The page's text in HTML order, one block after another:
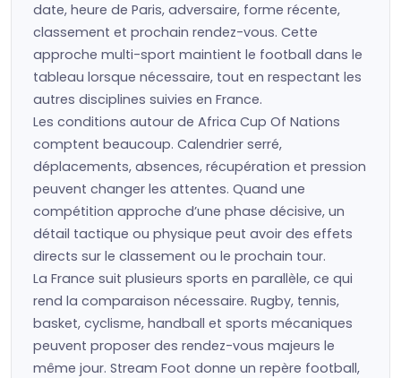
date, heure de Paris, adversaire, forme récente,
classement et prochain rendez-vous. Cette
approche multi-sport maintient le football dans le
tableau lorsque nécessaire, tout en respectant les
autres disciplines suivies en France.
Les conditions autour de Africa Cup Of Nations
comptent beaucoup. Calendrier serré,
déplacements, absences, récupération et pression
peuvent changer les attentes. Quand une
compétition approche d’une phase décisive, un
détail tactique ou physique peut avoir des effets
directs sur le classement ou le prochain tour.
La France suit plusieurs sports en parallèle, ce qui
rend la comparaison nécessaire. Rugby, tennis,
basket, cyclisme, handball et sports mécaniques
peuvent proposer des rendez-vous majeurs le
même jour. Stream Foot donne un repère football,